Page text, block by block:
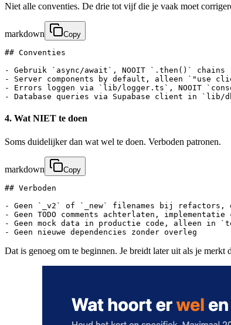
Niet alle conventies. De drie tot vijf die je vaak moet
markdown Copy
## Conventies
- Gebruik `async/await`, NOOIT `.then()` chains
- Server components by default, alleen `"use
- Errors loggen via `lib/logger.ts`, NOOIT
- Database queries via Supabase client in `lib/
4. Wat NIET te doen
Soms duidelijker dan wat wel te doen. Verboden patronen.
markdown Copy
## Verboden
- Geen `_v2` of `_new` filenames bij
- Geen TODO comments achterlaten,
- Geen mock data in productie code, alleen in
- Geen nieuwe dependencies zonder overleg
Dat is genoeg om te beginnen. Je breidt later uit als je merkt